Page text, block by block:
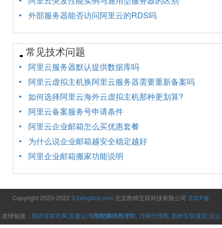
外部服务器能否访问阿里云的RDS吗
常见技术问题
阿里云服务器默认提供数据库吗
阿里云虚拟主机换阿里云服务器需要重新备案吗
如何选择阿里云海外云虚拟主机那种更划算?
阿里云备案服务号申请条件
阿里云企业邮箱怎么买优惠套餐
为什么说企业邮箱越安全稳定越好
阿里企业邮箱搬家功能说明
Copyright 2020-2022 3.jixingdns.com 北京凯铧互联科技有限公司 京ICP备
17005975号-11
友情链接： 凯铧互联官网 百度云代理商,腾讯代理商, 万网代理商, 凯铧互联课堂,吉云